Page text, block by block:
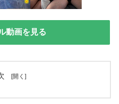
動画を見る